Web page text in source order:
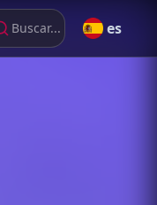
Buscar... es